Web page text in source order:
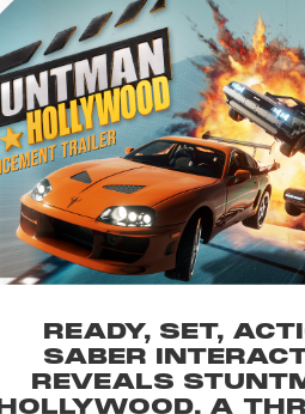
READY, SET,
SABER
REVEALS
HOLLYWOOD, A